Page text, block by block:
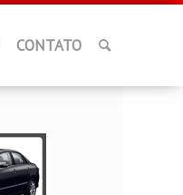
CONTATO